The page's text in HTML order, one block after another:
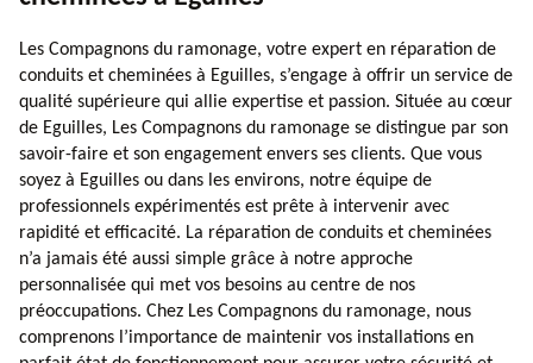
Les Compagnons du ramonage, votre expert en réparation de
conduits et cheminées à Eguilles, s’engage à offrir un service de
qualité supérieure qui allie expertise et passion. Située au cœur
de Eguilles, Les Compagnons du ramonage se distingue par son
savoir-faire et son engagement envers ses clients. Que vous
soyez à Eguilles ou dans les environs, notre équipe de
professionnels expérimentés est prête à intervenir avec
rapidité et efficacité. La réparation de conduits et cheminées
n’a jamais été aussi simple grâce à notre approche
personnalisée qui met vos besoins au centre de nos
préoccupations. Chez Les Compagnons du ramonage, nous
comprenons l’importance de maintenir vos installations en